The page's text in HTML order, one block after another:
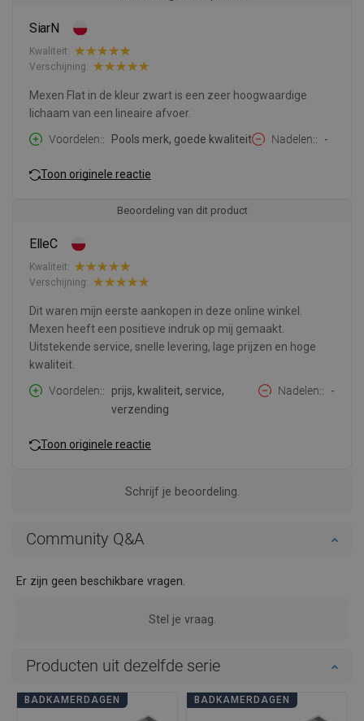
SiarN
Kwaliteit:
Verschijning:
Mexen Flat in de kleur zwart is een zeer hoogwaardige
lichaam van een lineaire afvoer.
Voordelen:
Pools merk, goede kwaliteit Nadelen: -
Toon originele reactie
Beoordeling van dit product
ElleC
Kwaliteit:
Verschijning:
Dit waren mijn eerste aankopen in deze online winkel.
Mexen heeft een positieve indruk op mij gemaakt.
Uitstekende service, snelle levering, lage prijzen en hoge
kwaliteit.
Voordelen:
prijs, kwaliteit, service,
verzending
Nadelen: -
Toon originele reactie
Schrijf je beoordeling.
Community Q&A
Er zijn geen beschikbare vragen.
Stel je vraag.
Producten uit dezelfde serie
BADKAMERDAGEN BADKAMERDAGEN